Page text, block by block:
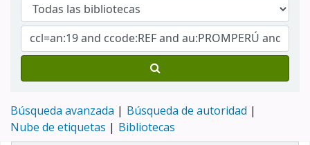
Búsqueda avanzada
Búsqueda de autoridad
Nube de etiquetas
Bibliotecas